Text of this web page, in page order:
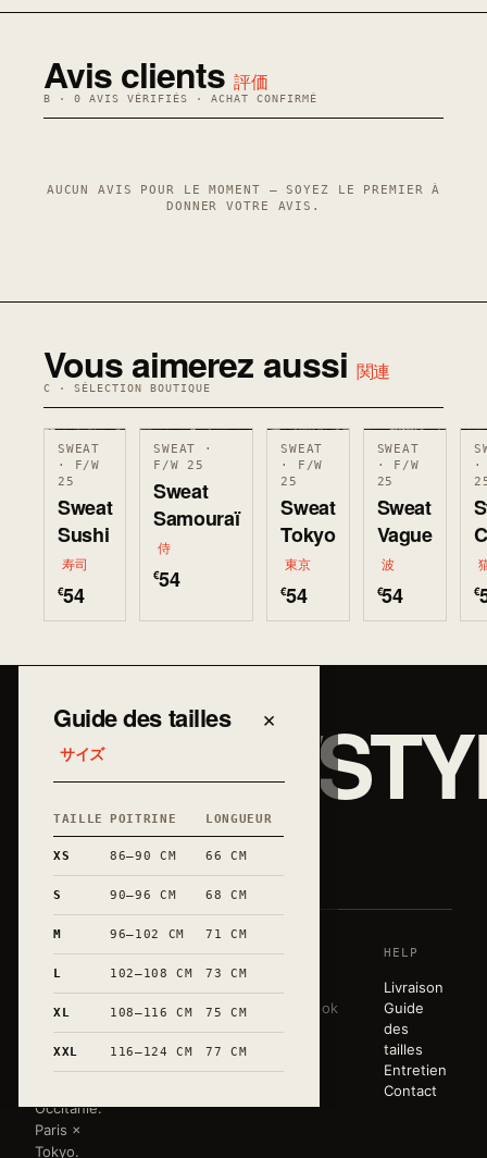
Avis clients 評価
B · 0 AVIS VÉRIFIÉS · ACHAT CONFIRMÉ
AUCUN AVIS POUR LE MOMENT — SOYEZ LE PREMIER À
DONNER VOTRE AVIS.
Vous aimerez aussi 関連
C · SÉLECTION BOUTIQUE
SWEAT
· F/W
25
Sweat
Sushi
寿司
€54
SWEAT ·
F/W 25
Sweat
Samouraï
侍
€54
SWEAT
· F/W
25
Sweat
Tokyo
東京
€54
SWEAT
· F/W
25
Sweat
Vague
波
€54
·
€
Guide des tailles
サイズ
×
TAILLE POITRINE LONGUEUR
XS 86–90 CM 66 CM
S 90–96 CM 68 CM
M 96–102 CM 71 CM
L 102–108 CM 73 CM
XL 108–116 CM 75 CM
XXL 116–124 CM 77 CM
JAPAN/
和
Une garde-
robe sobre,
éditée en
très petites
Occitanie.
Paris ×
Tokyo.
SHOP
Sweats
Tote bags
Mugs
Toute la
HOUSE
Lookbook
Atelier
HELP
Livraison
Guide
des
tailles
Entretien
Contact